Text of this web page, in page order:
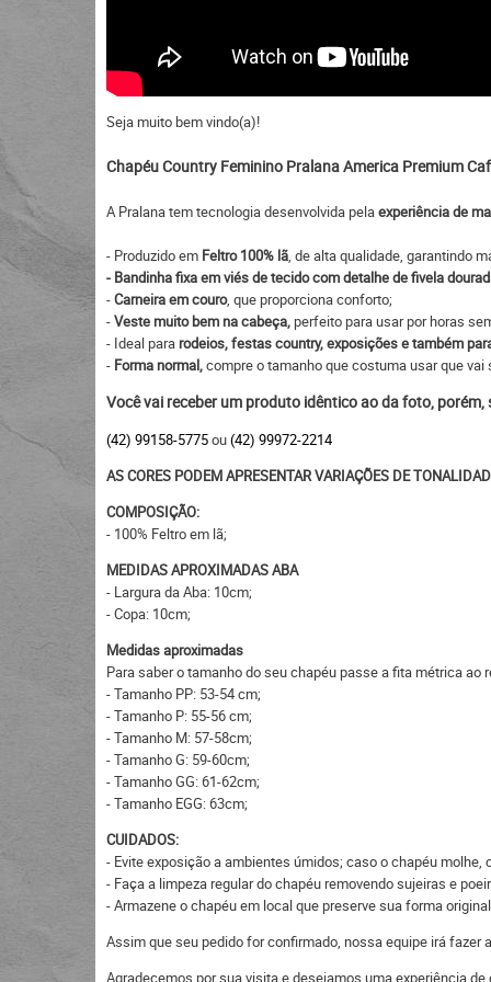
Seja muito bem vindo(a)!
Chapéu Country Feminino Pralana America Premium
A Pralana tem tecnologia desenvolvida pelaexperiência de
- Produzido em Feltro 100% lã, de alta qualidade, garantindo
- Bandinha fixa em viés de tecido com detalhe de fivela
-Carneira em couro, que proporciona conforto;
-Veste muito bem na cabeça, perfeito para usar por horas
- Ideal para rodeios, festas country, exposições e também
- Forma normal,compre o tamanho que costuma usar que vai
Você vai receber um produto idêntico ao da foto,
(42) 99158-5775ou(42) 99972-2214
AS CORES PODEM APRESENTAR VARIAÇÕES DE
COMPOSIÇÃO:
- 100% Feltro em lã;
MEDIDAS APROXIMADAS ABA
- Largura da Aba: 10cm;
- Copa: 10cm;
Medidas aproximadas
Para saber o tamanho do seu chapéu passe a fita métrica
- Tamanho PP: 53-54 cm;
- Tamanho P: 55-56 cm;
- Tamanho M: 57-58cm;
- Tamanho G: 59-60cm;
- Tamanho GG: 61-62cm;
- Tamanho EGG: 63cm;
CUIDADOS:
- Evite exposição a ambientes úmidos; caso o chapéu
- Faça a limpeza regular do chapéu removendo sujeiras e
- Armazene o chapéu em local que preserve sua forma
Assim que seu pedido for confirmado, nossa equipe irá
Agradecemos por sua visita e desejamos uma experiência